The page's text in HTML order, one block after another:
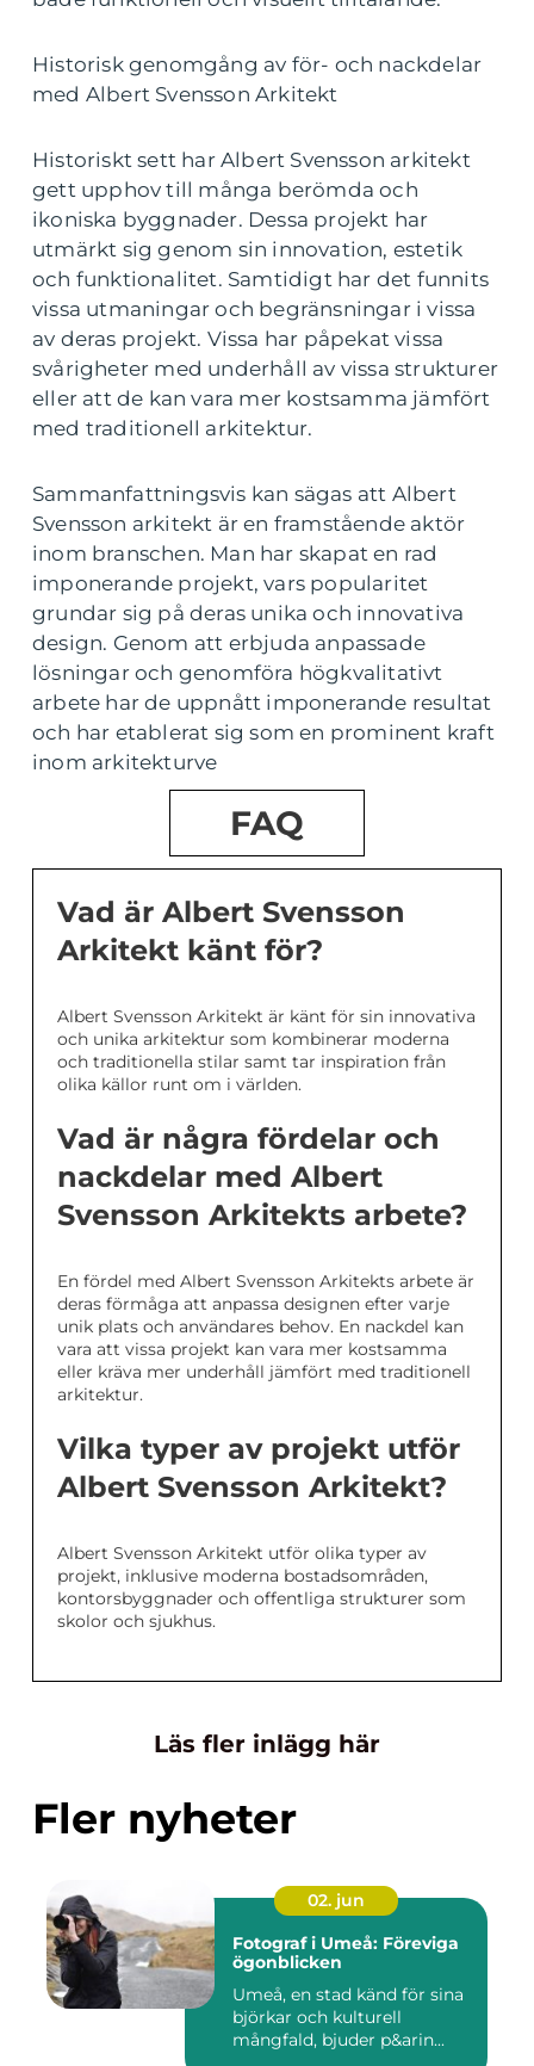
Historisk genomgång av för- och nackdelar
med Albert Svensson Arkitekt
Historiskt sett har Albert Svensson arkitekt
gett upphov till många berömda och
ikoniska byggnader. Dessa projekt har
utmärkt sig genom sin innovation, estetik
och funktionalitet. Samtidigt har det funnits
vissa utmaningar och begränsningar i vissa
av deras projekt. Vissa har påpekat vissa
svårigheter med underhåll av vissa strukturer
eller att de kan vara mer kostsamma jämfört
med traditionell arkitektur.
Sammanfattningsvis kan sägas att Albert
Svensson arkitekt är en framstående aktör
inom branschen. Man har skapat en rad
imponerande projekt, vars popularitet
grundar sig på deras unika och innovativa
design. Genom att erbjuda anpassade
lösningar och genomföra högkvalitativt
arbete har de uppnått imponerande resultat
och har etablerat sig som en prominent kraft
inom arkitekturve
FAQ
Vad är Albert Svensson
Arkitekt känt för?
Albert Svensson Arkitekt är känt för sin innovativa
och unika arkitektur som kombinerar moderna
och traditionella stilar samt tar inspiration från
olika källor runt om i världen.
Vad är några fördelar och
nackdelar med Albert
Svensson Arkitekts arbete?
En fördel med Albert Svensson Arkitekts arbete är
deras förmåga att anpassa designen efter varje
unik plats och användares behov. En nackdel kan
vara att vissa projekt kan vara mer kostsamma
eller kräva mer underhåll jämfört med traditionell
arkitektur.
Vilka typer av projekt utför
Albert Svensson Arkitekt?
Albert Svensson Arkitekt utför olika typer av
projekt, inklusive moderna bostadsområden,
kontorsbyggnader och offentliga strukturer som
skolor och sjukhus.
Läs fler inlägg här
Fler nyheter
02. jun
Fotograf i Umeå: Föreviga
ögonblicken
Umeå, en stad känd för sina
björkar och kulturell
mångfald, bjuder p&arin...